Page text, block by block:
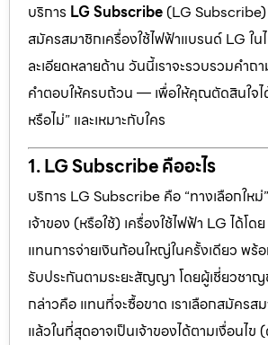
บริการ LG Subscribe(LG Subscribe)
สมัครสมาชิกเครื่องใช้ไฟฟ้าแบรนด์ LG ใน
ละเอียดหลายด้าน วันนี้เราจะรวบรวมคำ
คำตอบให้ครบถ้วน — เพื่อให้คุณตัดสินใจไ
หรือไม่” และเหมาะกับใคร
1. LG Subscribe คืออะไร
บริการ LG Subscribe คือ “ทางเลือกให
เจ้าของ (หรือใช้) เครื่องใช้ไฟฟ้า LG ได้โดย
แทนการจ่ายเงินก้อนใหญ่ในครั้งเดียว พร้
รับประกันตามระยะสัญญา โดยผู้เชี่ยวชาญ
กล่าวคือ แทนที่จะซื้อขาด เราเลือกสมัครส
แล้วในที่สุดอาจเป็นเจ้าของได้ตามเงื่อนไข